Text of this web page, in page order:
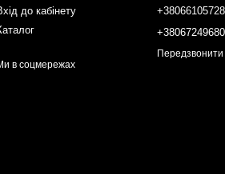
до кабінету
в соцмережах